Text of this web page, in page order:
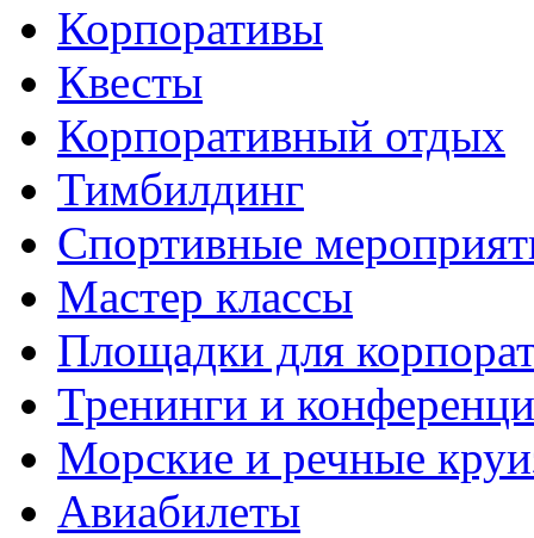
Корпоративы
Квесты
Корпоративный отдых
Тимбилдинг
Спортивные
Мастер классы
Площадки для
Тренинги и
Морские и речные
Авиабилеты